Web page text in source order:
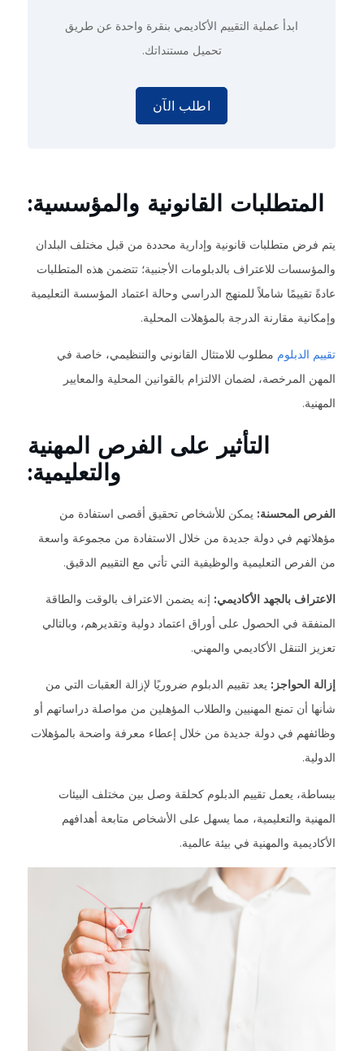
ابدأ عملية التقييم الأكاديمي بنقرة واحدة عن طريق
تحميل مستنداتك.
اطلب الآن
المتطلبات القانونية والمؤسسية:
يتم فرض متطلبات قانونية وإدارية محددة من قبل مختلف البلدان
والمؤسسات للاعتراف بالدبلومات الأجنبية؛ تتضمن هذه المتطلبات
عادةً تقييمًا شاملاً للمنهج الدراسي وحالة اعتماد المؤسسة التعليمية
وإمكانية مقارنة الدرجة بالمؤهلات المحلية.
تقييم الدبلوم مطلوب للامتثال القانوني والتنظيمي، خاصة في
المهن المرخصة، لضمان الالتزام بالقوانين المحلية والمعايير
المهنية.
التأثير على الفرص المهنية
والتعليمية:
الفرص المحسنة: يمكن للأشخاص تحقيق أقصى استفادة من
مؤهلاتهم في دولة جديدة من خلال الاستفادة من مجموعة واسعة
من الفرص التعليمية والوظيفية التي تأتي مع التقييم الدقيق.
الاعتراف بالجهد الأكاديمي: إنه يضمن الاعتراف بالوقت والطاقة
المنفقة في الحصول على أوراق اعتماد دولية وتقديرهم، وبالتالي
تعزيز التنقل الأكاديمي والمهني.
إزالة الحواجز: يعد تقييم الدبلوم ضروريًا لإزالة العقبات التي من
شأنها أن تمنع المهنيين والطلاب المؤهلين من مواصلة دراساتهم أو
وظائفهم في دولة جديدة من خلال إعطاء معرفة واضحة بالمؤهلات
الدولية.
ببساطة، يعمل تقييم الدبلوم كحلقة وصل بين مختلف البيئات
المهنية والتعليمية، مما يسهل على الأشخاص متابعة أهدافهم
الأكاديمية والمهنية في بيئة عالمية.